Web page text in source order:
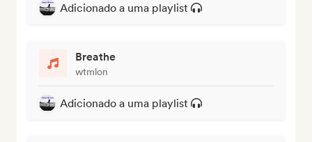
Adicionado a uma playlist
Breathe
wtmlon
Adicionado a uma playlist